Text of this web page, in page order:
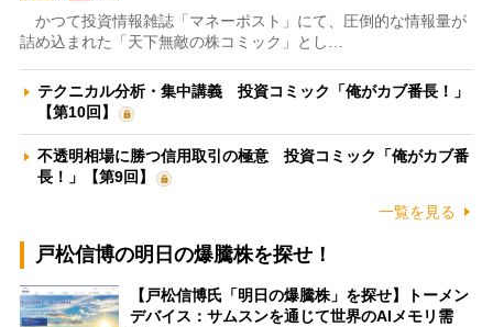
かつて投資情報雑誌「マネーポスト」にて、圧倒的な情報量が
詰め込まれた「天下無敵の株コミック」とし…
テクニカル分析・集中講義 投資コミック「俺がカブ番長！」
【第10回】
不透明相場に勝つ信用取引の極意 投資コミック「俺がカブ番
長！」【第9回】
一覧を見る
戸松信博の明日の爆騰株を探せ！
【戸松信博氏「明日の爆騰株」を探せ】トーメン
デバイス：サムスンを通じて世界のAIメモリ需